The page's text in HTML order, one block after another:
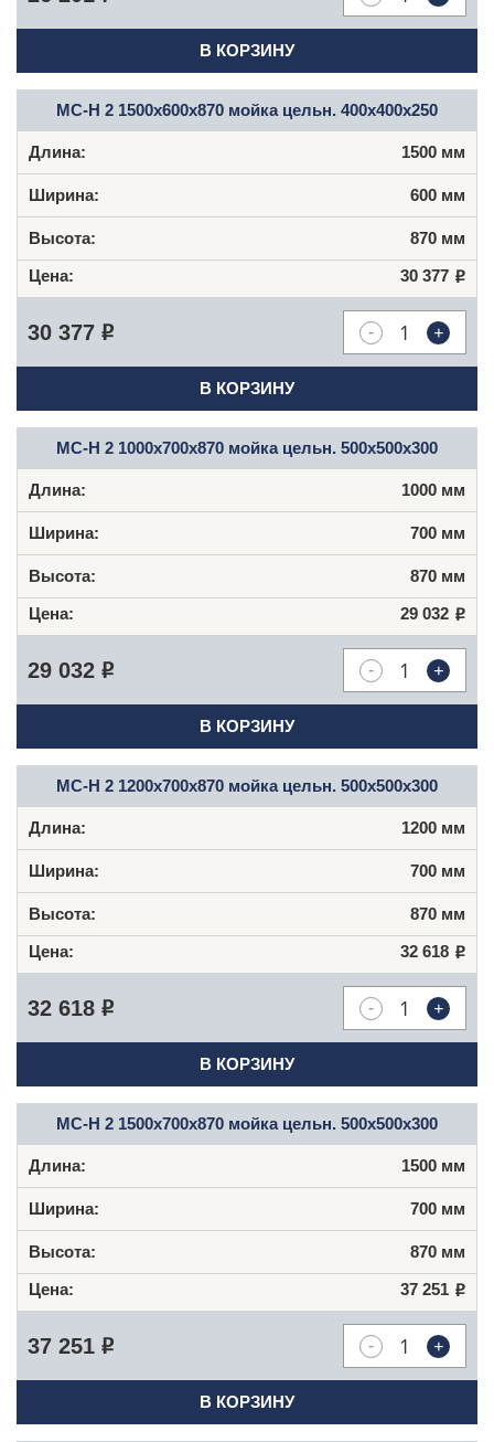
В КОРЗИНУ
МС-Н 2 1500x600x870 мойка цельн. 400x400x250
1500 мм
600 мм
870 мм
30 377 Р
- +
30 377 Р
В КОРЗИНУ
МС-Н 2 1000x700x870 мойка цельн. 500x500x300
1000 мм
700 мм
870 мм
29 032 Р
- +
29 032 Р
В КОРЗИНУ
МС-Н 2 1200x700x870 мойка цельн. 500x500x300
1200 мм
700 мм
870 мм
32 618 Р
- +
32 618 Р
В КОРЗИНУ
МС-Н 2 1500x700x870 мойка цельн. 500x500x300
1500 мм
700 мм
870 мм
37 251 Р
- +
37 251 Р
В КОРЗИНУ